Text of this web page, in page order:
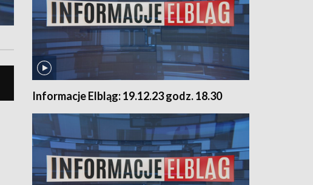
Informacje Elbląg: 19.12.23 godz. 18.30